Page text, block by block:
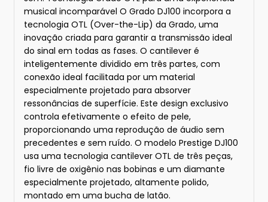
musical incomparável O Grado DJ100 incorpora a
tecnologia OTL (Over-the-Lip) da Grado, uma
inovação criada para garantir a transmissão ideal
do sinal em todas as fases. O cantilever é
inteligentemente dividido em três partes, com
conexão ideal facilitada por um material
especialmente projetado para absorver
ressonâncias de superfície. Este design exclusivo
controla efetivamente o efeito de pele,
proporcionando uma reprodução de áudio sem
precedentes e sem ruído. O modelo Prestige DJ100
usa uma tecnologia cantilever OTL de três peças,
fio livre de oxigênio nas bobinas e um diamante
especialmente projetado, altamente polido,
montado em uma bucha de latão.